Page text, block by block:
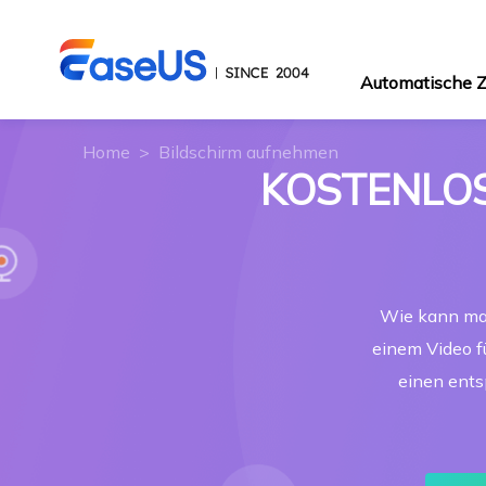
Automatische
Home > Bildschirm aufnehmen
Wie kann
einem Video
einen